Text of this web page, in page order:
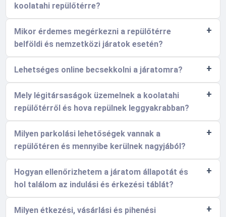
koolatahi repülőtérre?
Mikor érdemes megérkezni a repülőtérre
belföldi és nemzetközi járatok esetén?
Lehetséges online becsekkolni a járatomra?
Mely légitársaságok üzemelnek a koolatahi
repülőtérről és hova repülnek leggyakrabban?
Milyen parkolási lehetőségek vannak a
repülőtéren és mennyibe kerülnek nagyjából?
Hogyan ellenőrizhetem a járatom állapotát és
hol találom az indulási és érkezési táblát?
Milyen étkezési, vásárlási és pihenési